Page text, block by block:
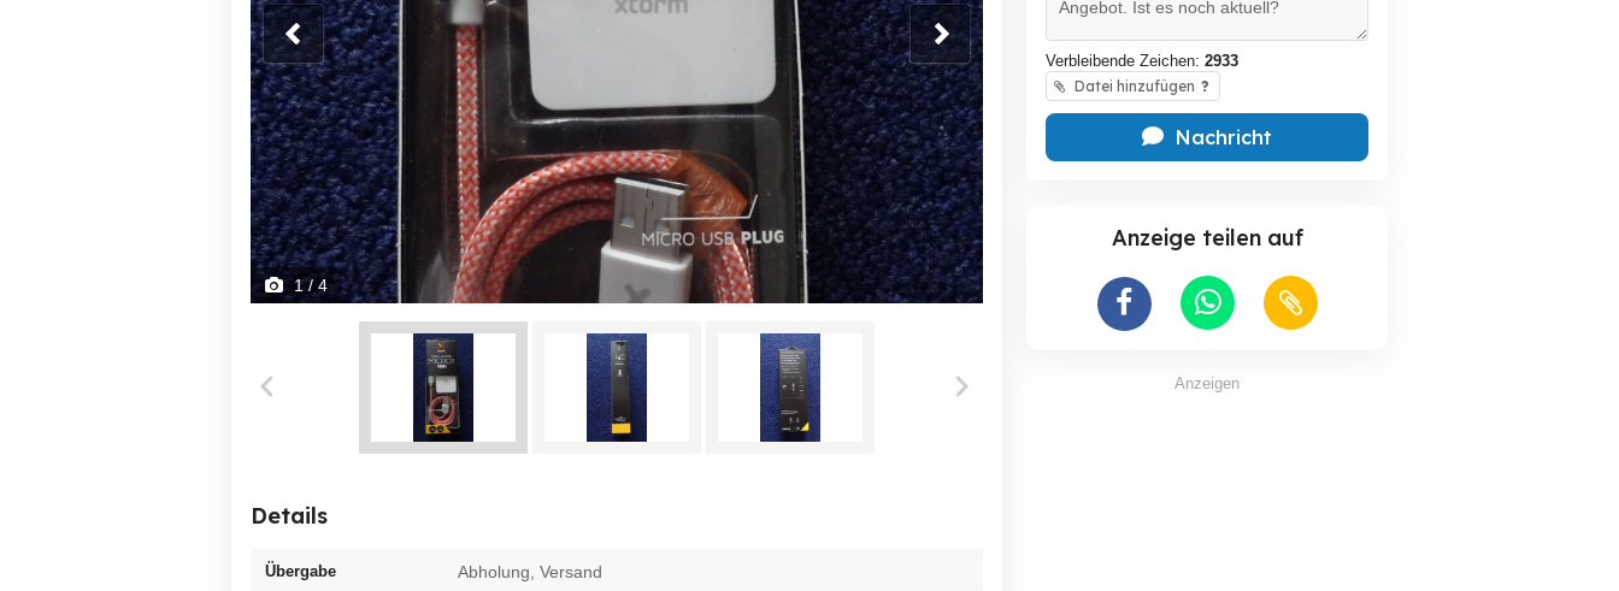
1/ 4
Details
Übergabe Abholung, Versand
Verbleibende Zeichen: 2933
Datei hinzufügen ?
Nachricht
Anzeige teilen auf
Anzeigen